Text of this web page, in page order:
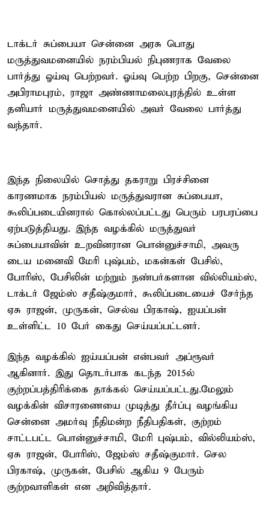
டாக்டர் சுப்பையா சென்னை அரசு பொது
மருத்துவமனையில் நரம்பியல் நிபுணராக வேலை
பார்த்து ஓய்வு பெற்றவர். ஓய்வு பெற்ற பிறகு, சென்னை
அபிராமபுரம், ராஜா அண்ணாமலைபுரத்தில் உள்ள
தனியார் மருத்துவமனையில் அவர் வேலை பார்த்து
வந்தார்.
இந்த நிலையில் சொத்து தகராறு பிரச்சினை
காரணமாக நரம்பியல் மருத்துவரான சுப்பையா,
கூலிப்படையினரால் கொல்லப்பட்டது பெரும் பரபரப்பை
ஏற்படுத்தியது. இந்த வழக்கில் மருத்துவர்
சுப்பையாவின் உறவினரான பொன்னுச்சாமி, அவரு
டைய மனைவி மேரி புஷ்பம், மகன்கள் பேசில்,
போரிஸ், பேசிலின் மற்றும் நண்பர்களான வில்லியம்ஸ்,
டாக்டர் ஜேம்ஸ் சதீஷ்குமார், கூலிப்படையைச் சேர்ந்த
ஏசு ராஜன், முருகன், செல்வ பிரகாஷ், ஐயப்பன்
உள்ளிட்ட 10 பேர் கைது செய்யப்பட்டனர்.
இந்த வழக்கில் ஐய்யப்பன் என்பவர் அப்ரூவர்
ஆகினார். இது தொடர்பாக கடந்த 2015ல்
குற்றப்பத்திரிக்கை தாக்கல் செய்யப்பட்டது.மேலும்
வழக்கின் விசாரணையை முடித்து தீர்ப்பு வழங்கிய
சென்னை அமர்வு நீதிமன்ற நீதிபதிகள், குற்றம்
சாட்டபட்ட பொன்னுச்சாமி, மேரி புஷ்பம், வில்லியம்ஸ்,
ஏசு ராஜன், போரிஸ், ஜேம்ஸ் சதீஷ்குமார். செல
பிரகாஷ், முருகன், பேசில் ஆகிய 9 பேரும்
குற்றவாளிகள் என அறிவித்தார்.